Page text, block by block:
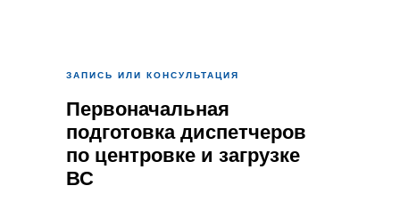
ЗАПИСЬ ИЛИ КОНСУЛЬТАЦИЯ
Первоначальная
подготовка диспетчеров
по центровке и загрузке
ВС